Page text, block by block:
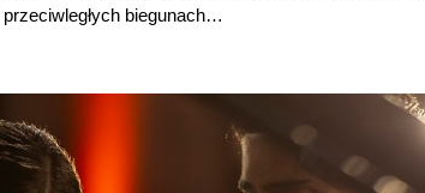
biegunach…